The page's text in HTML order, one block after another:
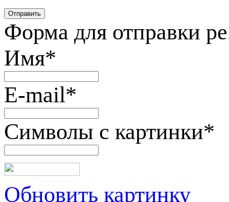
Форма для отправки
Имя*
E-mail*
Символы с картинки*
Обновить картинку